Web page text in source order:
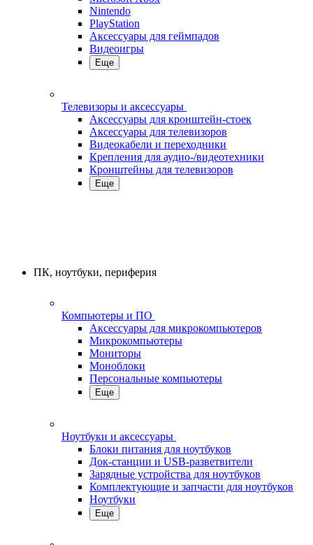
Nintendo
PlayStation
Аксессуары для геймпадов
Видеоигры
Еще
Телевизоры и аксессуары
Аксессуары для кронштейн-стоек
Аксессуары для телевизоров
Видеокабели и переходники
Крепления для аудио-/видеотехники
Кронштейны для телевизоров
Еще
ПК, ноутбуки, периферия
Компьютеры и ПО
Аксессуары для микрокомпьютеров
Микрокомпьютеры
Мониторы
Моноблоки
Персональные компьютеры
Еще
Ноутбуки и аксессуары
Блоки питания для ноутбуков
Док-станции и USB-разветвители
Зарядные устройства для ноутбуков
Комплектующие и запчасти для ноутбуков
Ноутбуки
Еще